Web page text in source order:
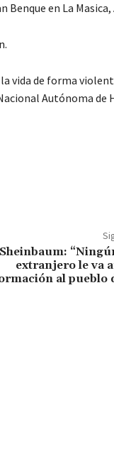
Benque en La
vida de forma
Autónoma de
Sheinbaum:
extranjero le va
al pueblo